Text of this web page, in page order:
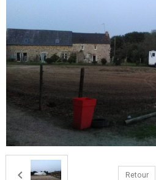
Retour